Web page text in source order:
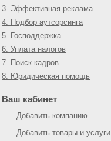
3. Эффективная реклама
4. Подбор аутсорсинга
5. Господдержка
6. Уплата налогов
7. Поиск кадров
8. Юридическая помощь
Ваш кабинет
Добавить компанию
Добавить товары и услуги